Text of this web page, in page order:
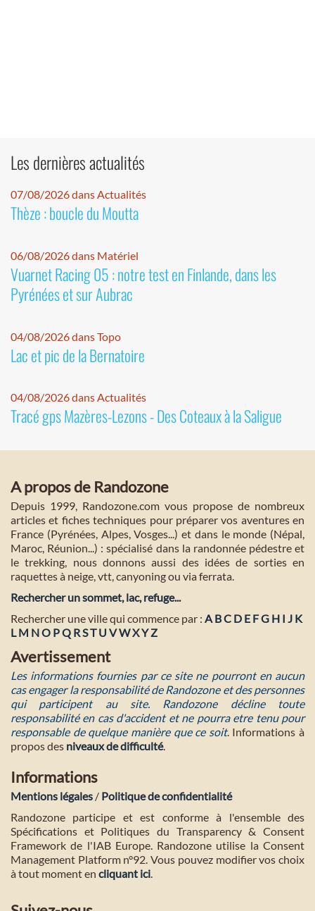
Les dernières actualités
07/08/2026 dans Actualités
Thèze : boucle du Moutta
06/08/2026 dans Matériel
Vuarnet Racing 05 : notre test en Finlande, dans les
Pyrénées et sur Aubrac
04/08/2026 dans Topo
Lac et pic de la Bernatoire
04/08/2026 dans Actualités
Tracé gps Mazères-Lezons - Des Coteaux à la Saligue
A propos de Randozone
Depuis 1999, Randozone.com vous propose de nombreux
articles et fiches techniques pour préparer vos aventures en
France (Pyrénées, Alpes, Vosges...) et dans le monde (Népal,
Maroc, Réunion...) : spécialisé dans la randonnée pédestre et
le trekking, nous donnons aussi des idées de sorties en
raquettes à neige, vtt, canyoning ou via ferrata.
Rechercher un sommet, lac, refuge...
Rechercher une ville qui commence par : A BC D E FG H I J K
L M NO PQ RST U VWXYZ
Avertissement
Les informations fournies par ce site ne pourront en aucun
cas engager la responsabilité de Randozone et des personnes
qui participent au site. Randozone décline toute
responsabilité en cas d'accident et ne pourra etre tenu pour
responsable de quelque manière que ce soit. Informations à
propos des niveaux de difficulté.
Informations
Mentions légales / Politique de confidentialité
Randozone participe et est conforme à l'ensemble des
Spécifications et Politiques du Transparency & Consent
Framework de l'IAB Europe. Randozone utilise la Consent
Management Platform n°92. Vous pouvez modifier vos choix
à tout moment en cliquant ici.